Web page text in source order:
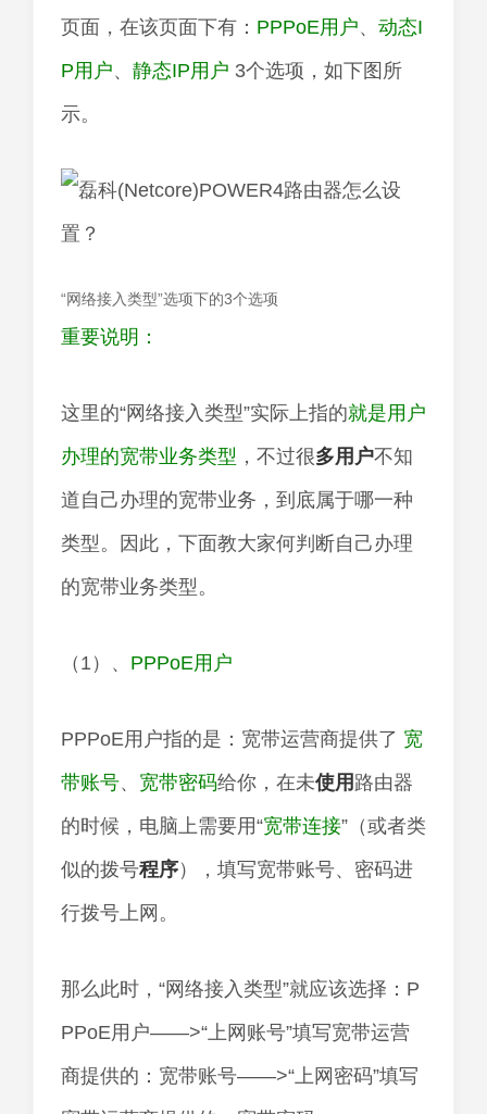
页面，在该页面下有： PPPoE用户、 动态I
P用户、 静态IP用户 3个选项，如下图所
示。
“网络接入类型”选项下的3个选项
重要说明：
这里的“网络接入类型”实际上指的就是用户
办理的宽带业务类型 ，不过很多用户不知
道自己办理的宽带业务，到底属于哪一种
类型。因此，下面教大家何判断自己办理
的宽带业务类型。
（1）、 PPPoE用户
PPPoE用户指的是：宽带运营商提供了 宽
带账号、 宽带密码给你，在未使用 路由器
的时候，电脑上需要用“宽带连接”（或者类
似的拨号程序），填写宽带账号、密码进
行拨号上网。
那么此时，“网络接入类型”就应该选择：P
PPoE用户——>“上网账号”填写宽带运营
商提供的：宽带账号——>“上网密码”填写